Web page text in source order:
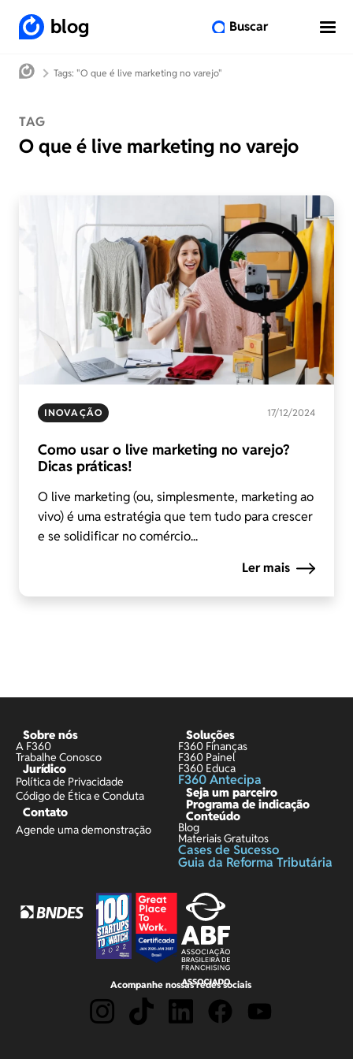
blog Buscar
Tags: "O que é live marketing no varejo"
TAG
O que é live marketing no varejo
INOVAÇÃO 17/12/2024
Como usar o live marketing no varejo?
Dicas práticas!
O live marketing (ou, simplesmente, marketing ao
vivo) é uma estratégia que tem tudo para crescer
e se solidificar no comércio...
Ler mais
Sobre nós
A F360
Trabalhe Conosco
Jurídico
Política de Privacidade
Código de Ética e Conduta
Contato
Agende uma demonstração
Soluções
F360 Finanças
F360 Painel
F360 Educa
F360 Antecipa
Seja um parceiro
Programa de indicação
Conteúdo
Blog
Materiais Gratuitos
Cases de Sucesso
Guia da Reforma Tributária
Acompanhe nossas redes sociais